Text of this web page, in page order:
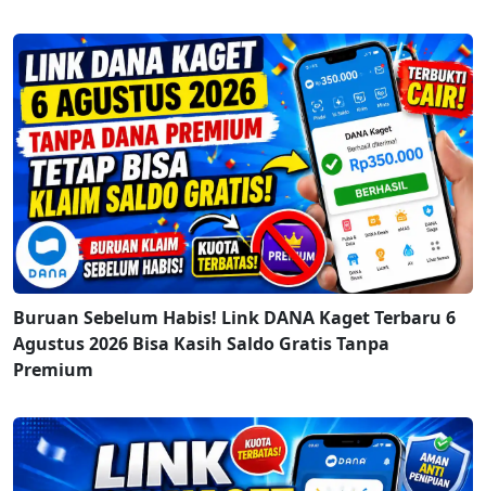
Buruan Sebelum Habis! Link DANA Kaget Terbaru 6
Agustus 2026 Bisa Kasih Saldo Gratis Tanpa
Premium